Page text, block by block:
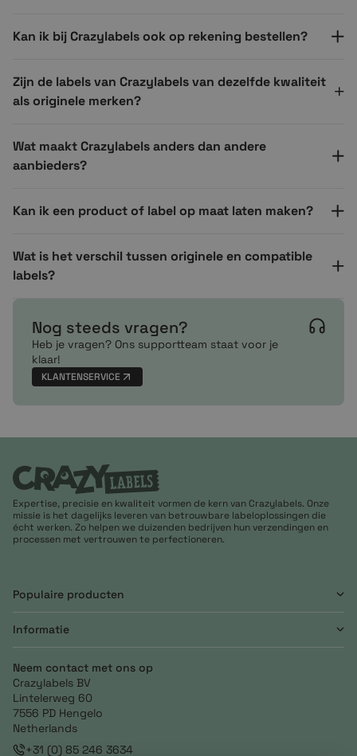
Kan ik bij Crazylabels ook op rekening bestellen?
Zijn de labels van Crazylabels van dezelfde kwaliteit
als originele merken?
Wat maakt Crazylabels anders dan andere
aanbieders?
Kan ik een product of label op maat laten maken?
Wat is het verschil tussen originele en compatible
labels?
Nog steeds vragen?
Heb je vragen? Ons supportteam staat voor je
klaar!
KLANTENSERVICE
Expertise, precisie en kwaliteit vormen de kern van Crazylabels. Onze
missie is het dagelijks leveren van betrouwbare labeloplossingen die
écht werken. Zo helpen we duizenden bedrijven hun verzendingen en
processen met vertrouwen te perfectioneren.
Populaire producten
Informatie
Neem contact met ons op
Crazylabels BV
Lintelerweg 60
7556 PD Hengelo
Netherlands
+31 (0) 85 246 3634